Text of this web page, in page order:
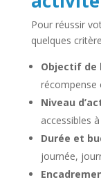
Pour réussir
quelques
Objectif de
récompense
Niveau
accessibles
Durée et
journée,